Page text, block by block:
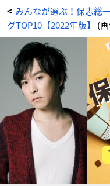
< みんなが選ぶ！保志総
グTOP10【2022年版】 (